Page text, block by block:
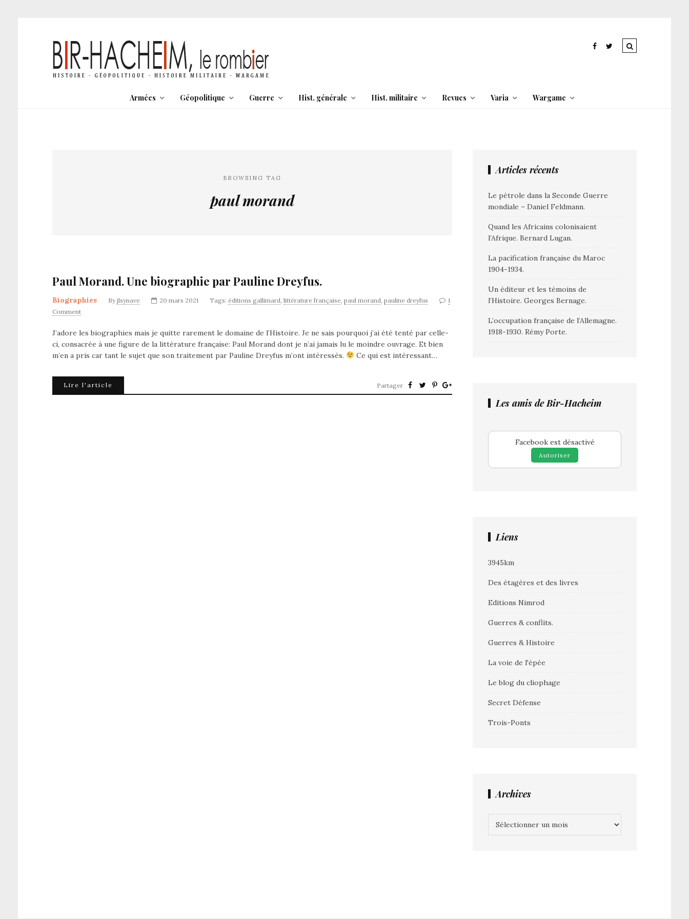
Armées Géopolitique Guerre Hist. générale Hist. militaire Revues Varia Wargame
BROWSING TAG
paul morand
Paul Morand. Une biographie par Pauline Dreyfus.
Biographies By jlsynave 20 mars 2021 Tags: éditions gallimard, littérature française, paul morand, pauline dreyfus
1
Comment
J’adore les biographies mais je quitte rarement le domaine de l’Histoire. Je ne sais pourquoi j’ai été tenté par celle-
ci, consacrée à une figure de la littérature française: Paul Morand dont je n’ai jamais lu le moindre ouvrage. Et bien
m’en a pris car tant le sujet que son traitement par Pauline Dreyfus m’ont intéressés.
Ce qui est intéressant…
Lire l'article Partager
Articles récents
Le pétrole dans la Seconde Guerre
mondiale – Daniel Feldmann.
Quand les Africains colonisaient
l’Afrique. Bernard Lugan.
La pacification française du Maroc
1904-1934.
Un éditeur et les témoins de
l’Histoire. Georges Bernage.
L’occupation française de l’Allemagne.
1918-1930. Rémy Porte.
Les amis de Bir-Hacheim
Facebook est désactivé
Autoriser
Liens
3945km
Des étagères et des livres
Editions Nimrod
Guerres & conflits.
Guerres & Histoire
La voie de l'épée
Le blog du cliophage
Secret Défense
Trois-Ponts
Archives